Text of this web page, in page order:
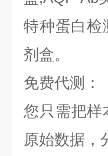
特种蛋白检
剂盒。
免费代测：
您只需把
原始数据，